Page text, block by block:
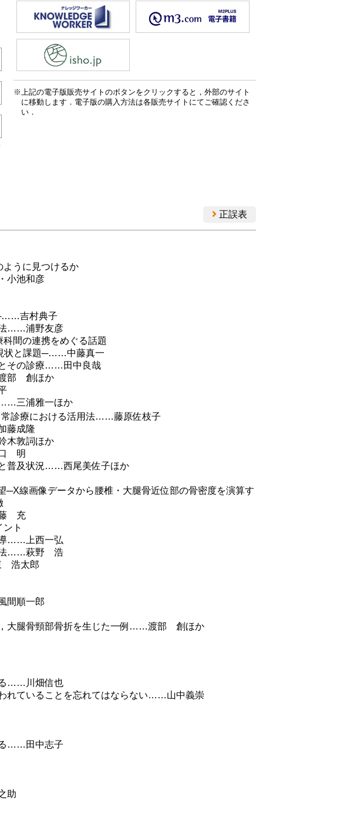
上記の電子版販売サイトのボタンをクリックすると，外部のサイト
に移動します．電子版の購入方法は各販売サイトにてご確認くださ
い．
正誤表
うに見つけるか
小池和彦
吉村典子
……浦野友彦
間の連携をめぐる話題
状と課題─……中藤真一
その診療……田中良哉
部 創ほか
三浦雅一ほか
常診療における活用法……藤原佐枝子
藤成隆
木敦詞ほか
明
普及状況……西尾美佐子ほか
線画像データから腰椎・大腿骨近位部の骨密度を演算す
藤 充
ト
……上西一弘
法……萩野 浩
浩太郎
間順一郎
大腿骨頸部骨折を生じた一例……渡部 創ほか
……川畑信也
れていることを忘れてはならない……山中義崇
……田中志子
助